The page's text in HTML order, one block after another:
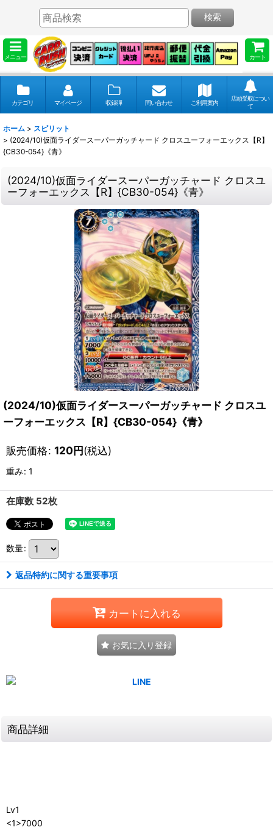
メニュー カート
検索
カテゴリ マイページ 収録弾 問い合わせ ご利用案内
店頭受取につい
て
ホーム > スピリット
> (2024/10)仮面ライダースーパーガッチャード クロスユーフォーエックス【R】
{CB30-054}《青》
(2024/10)仮面ライダースーパーガッチャード クロスユ
ーフォーエックス【R】{CB30-054}《青》
(2024/10)仮面ライダースーパーガッチャード クロスユ
ーフォーエックス【R】{CB30-054}《青》
販売価格: 120円(税込)
重み: 1
在庫数 52枚
数量:
返品特約に関する重要事項
カートに入れる
お気に入り登録
商品詳細
Lv1
<1>7000